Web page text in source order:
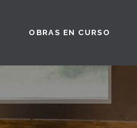
OBRAS EN CURSO